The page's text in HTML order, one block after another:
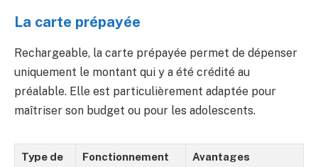
La carte prépayée
Rechargeable, la carte prépayée permet de dépenser
uniquement le montant qui y a été crédité au
préalable. Elle est particulièrement adaptée pour
maîtriser son budget ou pour les adolescents.
Type de
Fonctionnement Avantages